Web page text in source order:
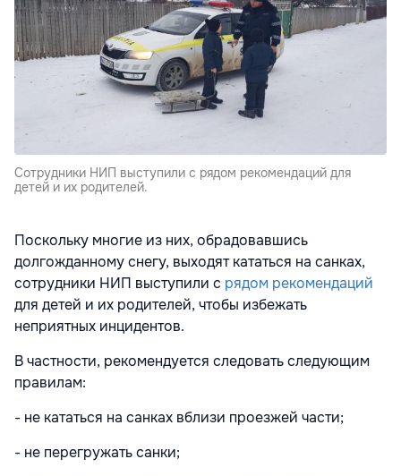
Cотрудники НИП выступили с рядом рекомендаций для
детей и их родителей.
Поскольку многие из них, обрадовавшись
долгожданному снегу, выходят кататься на санках,
сотрудники НИП выступили с рядом рекомендаций
для детей и их родителей, чтобы избежать
неприятных инцидентов.
В частности, рекомендуется следовать следующим
правилам:
- не кататься на санках вблизи проезжей части;
- не перегружать санки;